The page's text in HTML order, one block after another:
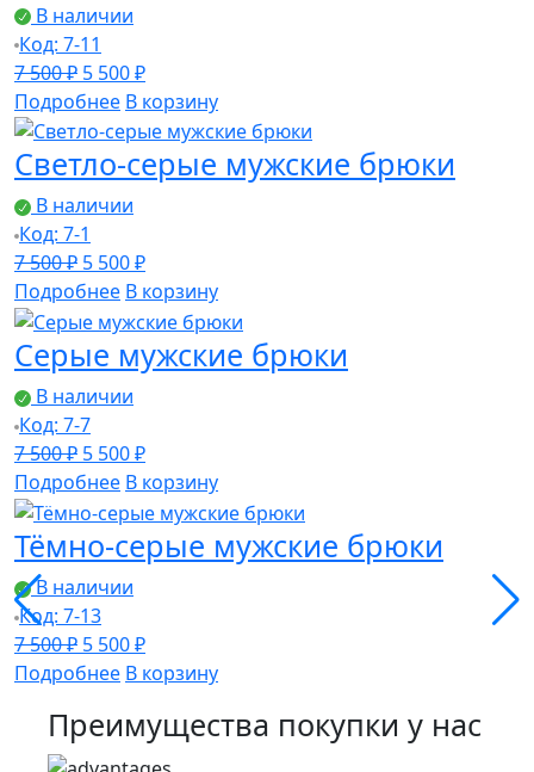
В наличии
Код: 7-11
7 500₽ Первоначальная
цена
составляла
7
500 ₽.
5 500₽Текущая
цена:
5
500 ₽.
Подробнее В корзину
Светло-серые мужские брюки
В наличии
Код: 7-1
7 500₽ Первоначальная
цена
составляла
7
500 ₽.
5 500₽Текущая
цена:
5
500 ₽.
Подробнее В корзину
Серые мужские брюки
В наличии
Код: 7-7
7 500₽ Первоначальная
цена
составляла
7
500 ₽.
5 500₽Текущая
цена:
5
500 ₽.
Подробнее В корзину
Тёмно-серые мужские брюки
В наличии
Код: 7-13
7 500₽ Первоначальная
цена
7
500 ₽.
5 500₽Текущая
цена:
500 ₽.
Подробнее В корзину
Преимущества покупки у нас